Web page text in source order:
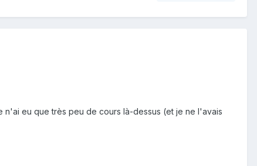
n'ai eu que très peu de cours là-dessus (et je ne l'avais